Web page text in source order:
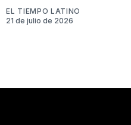
EL TIEMPO LATINO
21 de julio de 2026